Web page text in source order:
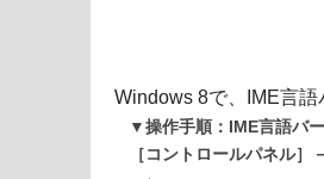
Windows 8で、IME言語
▼操作手順：IME言語バ
［コントロールパネル］